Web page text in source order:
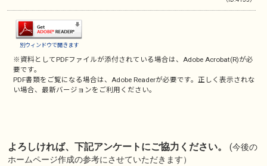
別ウィンドウで開きます
※資料としてPDFファイルが添付されている場合は、Adobe Acrobat(R)が必
要です。
PDF書類をご覧になる場合は、Adobe Readerが必要です。正しく表示されな
い場合、最新バージョンをご利用ください。